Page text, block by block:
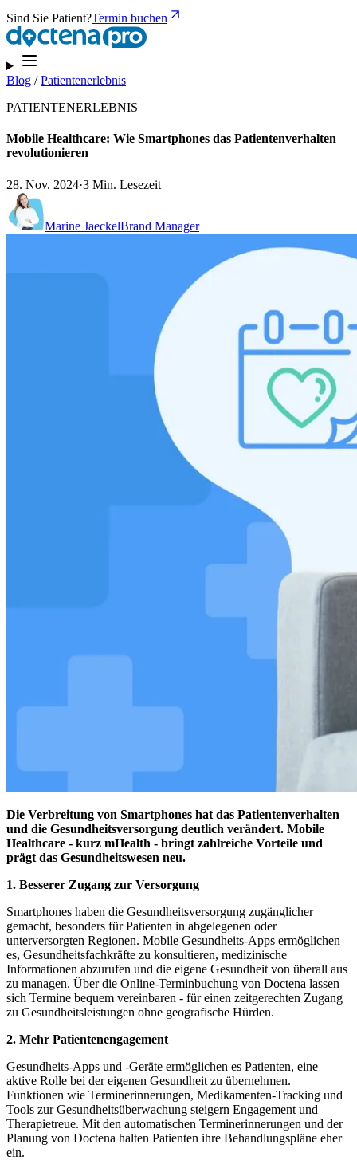
Sind Sie Patient?Termin buchen
Blog /Patientenerlebnis
PATIENTENERLEBNIS
Mobile Healthcare: Wie Smartphones das Patientenverhalten
revolutionieren
28. Nov. 2024·3 Min. Lesezeit
Marine JaeckelBrand Manager
Die Verbreitung von Smartphones hat das Patientenverhalten
und die Gesundheitsversorgung deutlich verändert. Mobile
Healthcare - kurz mHealth - bringt zahlreiche Vorteile und
prägt das Gesundheitswesen neu.
1. Besserer Zugang zur Versorgung
Smartphones haben die Gesundheitsversorgung zugänglicher
gemacht, besonders für Patienten in abgelegenen oder
unterversorgten Regionen. Mobile Gesundheits-Apps ermöglichen
es, Gesundheitsfachkräfte zu konsultieren, medizinische
Informationen abzurufen und die eigene Gesundheit von überall aus
zu managen. Über die Online-Terminbuchung von Doctena lassen
sich Termine bequem vereinbaren - für einen zeitgerechten Zugang
zu Gesundheitsleistungen ohne geografische Hürden.
2. Mehr Patientenengagement
Gesundheits-Apps und -Geräte ermöglichen es Patienten, eine
aktive Rolle bei der eigenen Gesundheit zu übernehmen.
Funktionen wie Terminerinnerungen, Medikamenten-Tracking und
Tools zur Gesundheitsüberwachung steigern Engagement und
Therapietreue. Mit den automatischen Terminerinnerungen und der
Planung von Doctena halten Patienten ihre Behandlungspläne eher
ein.